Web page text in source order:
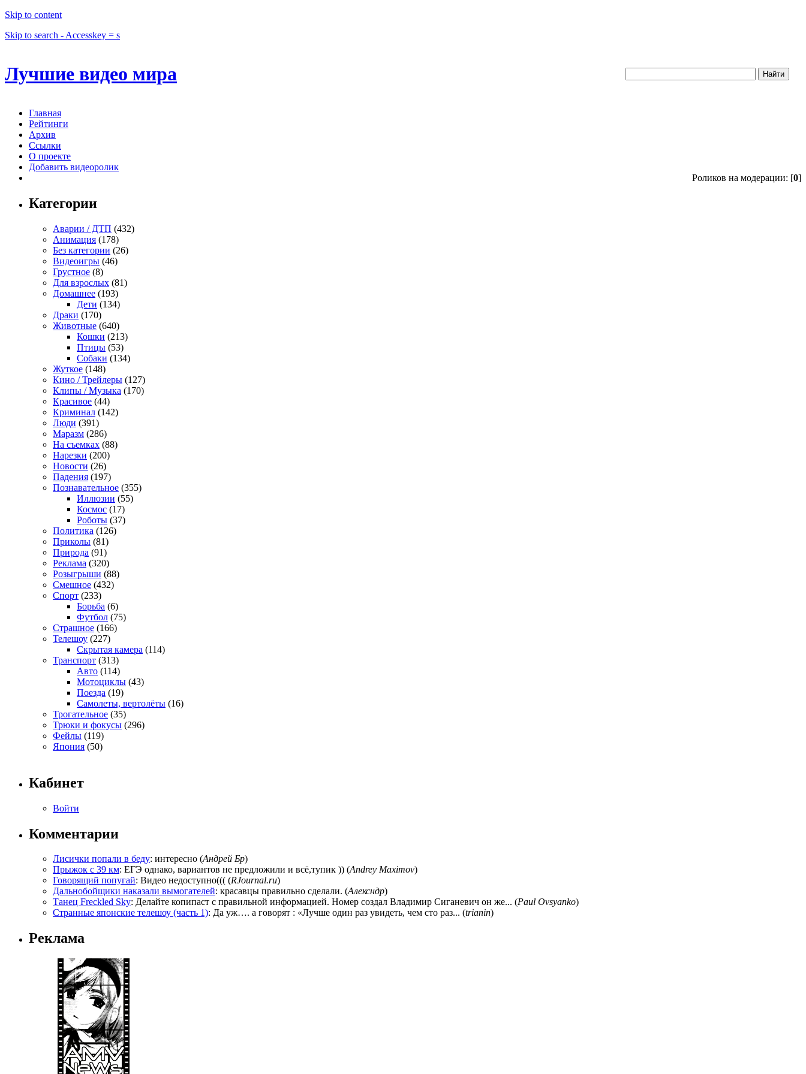
Skip to content
Skip to search - Accesskey = s
Лучшие видео мира
Главная
Рейтинги
Архив
Ссылки
О проекте
Добавить видеоролик
Роликов на модерации: [0]
Категории
Аварии / ДТП (432)
Анимация (178)
Без категории (26)
Видеоигры (46)
Грустное (8)
Для взрослых (81)
Домашнее (193)
Дети (134)
Драки (170)
Животные (640)
Кошки (213)
Птицы (53)
Собаки (134)
Жуткое (148)
Кино / Трейлеры (127)
Клипы / Музыка (170)
Красивое (44)
Криминал (142)
Люди (391)
Маразм (286)
На съемках (88)
Нарезки (200)
Новости (26)
Падения (197)
Познавательное (355)
Иллюзии (55)
Космос (17)
Роботы (37)
Политика (126)
Приколы (81)
Природа (91)
Реклама (320)
Розыгрыши (88)
Смешное (432)
Спорт (233)
Борьба (6)
Футбол (75)
Страшное (166)
Телешоу (227)
Скрытая камера (114)
Транспорт (313)
Авто (114)
Мотоциклы (43)
Поезда (19)
Самолеты, вертолёты (16)
Трогательное (35)
Трюки и фокусы (296)
Фейлы (119)
Япония (50)
Кабинет
Войти
Комментарии
Лисички попали в беду: интересно (Андрей Бр)
Прыжок с 39 км: ЕГЭ однако, вариантов не предложили и всё,тупик )) (Andrey Maximov)
Говорящий попугай: Видео недоступно((( (RJournal.ru)
Дальнобойщики наказали вымогателей: красавцы правильно сделали. (Алексндр)
Танец Freckled Sky: Делайте копипаст с правильной информацией. Номер создал Владимир Сиганевич он же... (Paul Ovsyanko)
Странные японские телешоу (часть 1): Да уж…. а говорят : «Лучше один раз увидеть, чем сто раз... (trianin)
Реклама